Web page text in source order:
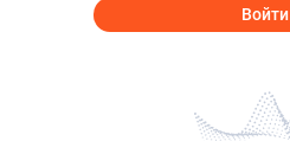
Войти